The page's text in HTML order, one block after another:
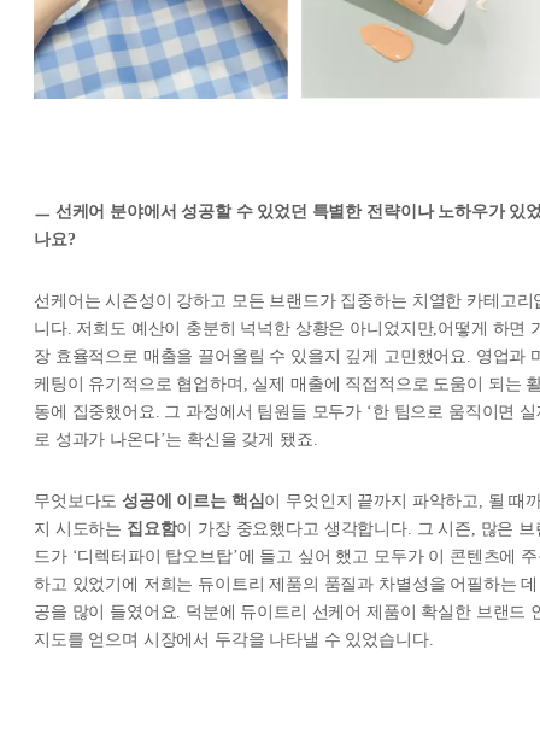
ㅡ 선케어 분야에서 성공할 수 있었던 특별한 전략이나 노하우가 있
나요?
선케어는 시즌성이 강하고 모든 브랜드가 집중하는 치열한 카테고리
니다. 저희도 예산이 충분히 넉넉한 상황은 아니었지만,어떻게 하면
장 효율적으로 매출을 끌어올릴 수 있을지 깊게 고민했어요. 영업과
케팅이 유기적으로 협업하며, 실제 매출에 직접적으로 도움이 되는
동에 집중했어요. 그 과정에서 팀원들 모두가 ‘한 팀으로 움직이면 실
로 성과가 나온다’는 확신을 갖게 됐죠.
무엇보다도성공에 이르는 핵심 이 무엇인지 끝까지 파악하고, 될 때
지 시도하는 집요함이 가장 중요했다고 생각합니다. 그 시즌, 많은 브
드가 ‘디렉터파이 탑오브탑’에 들고 싶어 했고 모두가 이 콘텐츠에
하고 있었기에 저희는 듀이트리 제품의 품질과 차별성을 어필하는 데
공을 많이 들였어요. 덕분에 듀이트리 선케어 제품이 확실한 브랜드
지도를 얻으며 시장에서 두각을 나타낼 수 있었습니다.